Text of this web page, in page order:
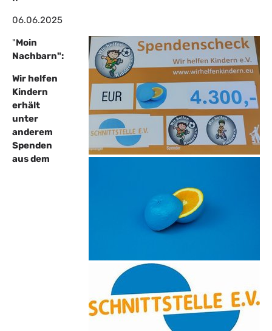
06.06.2025
"Moin
Nachbarn":
Wir helfen
Kindern
erhält
unter
anderem
Spenden
aus dem